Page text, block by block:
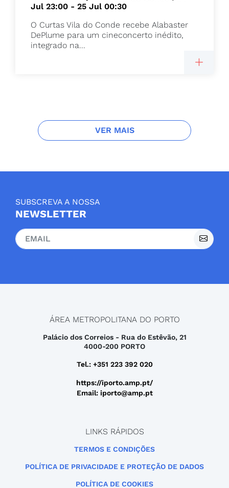
Jul 23:00 - 25 Jul 00:30
O Curtas Vila do Conde recebe Alabaster
DePlume para um cineconcerto inédito,
integrado na...
VER MAIS
SUBSCREVA A NOSSA
NEWSLETTER
ÁREA METROPOLITANA DO PORTO
Palácio dos Correios - Rua do Estêvão, 21
4000-200 PORTO
Tel.: +351 223 392 020
https://iporto.amp.pt/
Email: iporto@amp.pt
LINKS RÁPIDOS
TERMOS E CONDIÇÕES
POLÍTICA DE PRIVACIDADE E PROTEÇÃO DE DADOS
POLÍTICA DE COOKIES